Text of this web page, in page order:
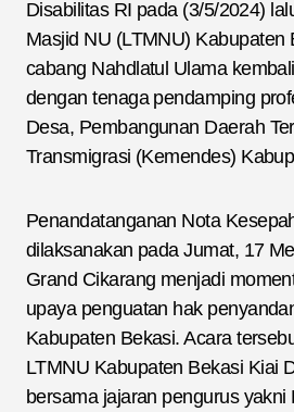
Disabilitas RI pada (3/5/2024)
Masjid NU (LTMNU) Kabupaten
cabang Nahdlatul Ulama
dengan tenaga pendamping
Desa, Pembangunan Daerah
Transmigrasi (Kemendes)
Penandatanganan Nota
dilaksanakan pada Jumat, 17
Grand Cikarang menjadi
upaya penguatan hak
Kabupaten Bekasi. Acara
LTMNU Kabupaten Bekasi Kiai
bersama jajaran pengurus